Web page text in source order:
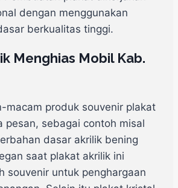
dengan menggunakan
berkualitas tinggi.
Menghias Mobil Kab.
macam produk souvenir plakat
pesan, sebagai contoh misal
dasar akrilik bening
saat plakat akrilik ini
souvenir untuk penghargaan